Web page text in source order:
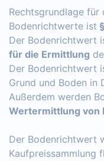
Rechtsgrundlage
Bodenrichtwerte ist
Der Bodenrichtwert
für die Ermittlung
Der Bodenrichtwert
Grund und Boden in
Außerdem werden
Wertermittlung von
Der Bodenrichtwert
Kaufpreissammlung